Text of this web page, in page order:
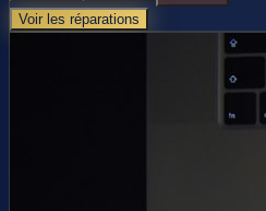
Voir les réparations